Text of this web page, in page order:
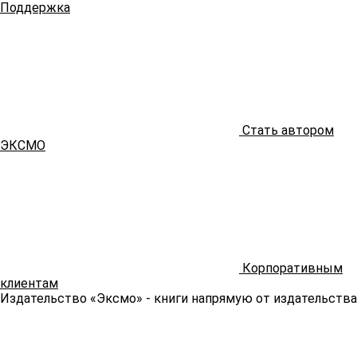
Поддержка
Стать автором
ЭКСМО
Корпоративным
клиентам
Издательство «Эксмо» - книги напрямую от издательства